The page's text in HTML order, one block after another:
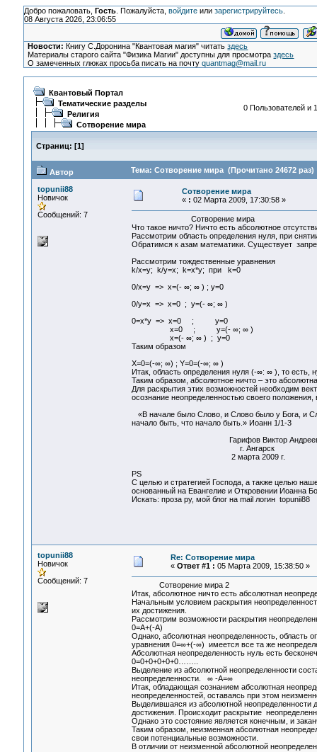
Добро пожаловать, Гость. Пожалуйста, войдитеили зарегистрируйтесь.
08 Августа 2026, 23:06:55
Новости: Книгу С.Доронина "Квантовая магия" читатьздесь
Материалы старого сайта "Физика Магии" доступны для просмотраздесь
О замеченных глюках просьба писать на почтуquantmag@mail.ru
Квантовый Портал
Тематические разделы
Религия
Сотворение мира
0 Пользователей и
Страниц: [1]
Автор Тема: Сотворение мира (Прочитано 24672 раз)
topunii88
Новичок
Сообщений: 7
Сотворение мира
« : 02 Марта 2009, 17:30:58 »
Сотворение мира
Что такое ничто? Ничто есть абсолютное
Рассмотрим область определения нуля, при
Обратимся к азам математики. Существует
Рассмотрим тождественные уравнения
k/x=y; k/y=x; k=x*y; при k=0
0/x=y => x=(- ∞; ∞ ) ; y=0
0/y=x => x=0 ; y=(- ∞; ∞ )
0=x*y => x=0 ; y=0
x=0 ; y=(- ∞; ∞ )
x=(- ∞; ∞ ) ; y=0
Таким образом
X=0=(-∞; ∞) ; Y=0=(-∞; ∞ )
Итак, область определения нуля (-∞: ∞ ), то есть,
Таким образом, абсолютное ничто – это
Для раскрытия этих возможностей необходим
осознание неопределенностью своего
«В начале было Слово, и Слово было у Бога, и
начало быть, что начало быть.» Иоанн 1/1-3
Гарифов Виктор
г. Ангарск
2 марта 2009 г.
PS
С целью и стратегией Господа, а также целью
основанный на Евангелие и Откровении Иоанна
Искать: проза ру, мой блог на mail логин topunii88
topunii88
Новичок
Сообщений: 7
Re: Сотворение мира
« Ответ #1 : 05 Марта 2009, 15:38:50 »
Сотворение мира 2
Итак, абсолютное ничто есть абсолютная
Начальным условием раскрытия
их достижения.
Рассмотрим возможности раскрытия
0=А+(-А)
Однако, абсолютная неопределенность, область
уравнения 0=∞+(-∞) имеется все та же
Абсолютная неопределенность нуль есть
0=0+0+0+0+0……..
Выделение из абсолютной неопределенности
неопределенности. ∞ -А=∞
Итак, обладающая сознанием абсолютная
неопределенностей, оставаясь при этом
Выделившаяся из абсолютной неопределенности
достижения. Происходит раскрытие
Однако это состояние является конечным, и
Таким образом, неизменная абсолютная
свои потенциальные возможности.
В отличии от неизменной абсолютной